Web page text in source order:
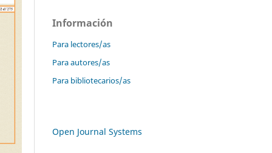
Información
Para lectores/as
Para autores/as
Para bibliotecarios/as
Open Journal Systems